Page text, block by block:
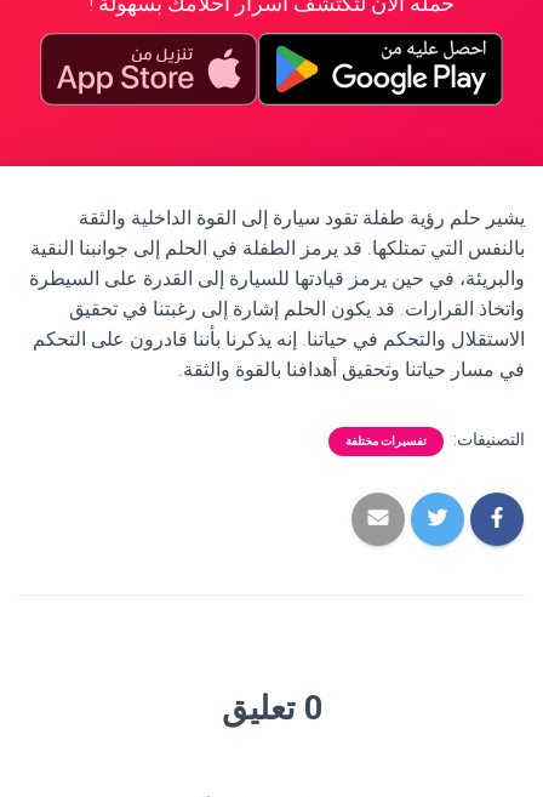
يشير حلم رؤية طفلة تقود سيارة إلى القوة الداخلية والثقة
بالنفس التي تمتلكها. قد يرمز الطفلة في الحلم إلى جوانبنا النقية
والبريئة، في حين يرمز قيادتها للسيارة إلى القدرة على السيطرة
واتخاذ القرارات. قد يكون الحلم إشارة إلى رغبتنا في تحقيق
الاستقلال والتحكم في حياتنا. إنه يذكرنا بأننا قادرون على التحكم
في مسار حياتنا وتحقيق أهدافنا بالقوة والثقة.
التصنيفات: تفسيرات مختلفة
0 تعليق